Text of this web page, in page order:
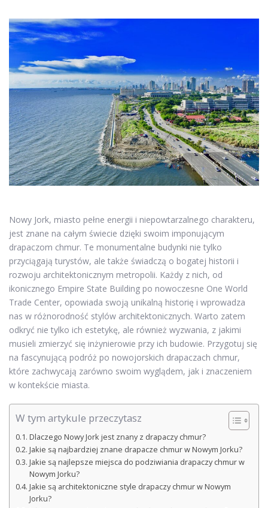
Nowy Jork, miasto pełne energii i niepowtarzalnego charakteru,
jest znane na całym świecie dzięki swoim imponującym
drapaczom chmur. Te monumentalne budynki nie tylko
przyciągają turystów, ale także świadczą o bogatej historii i
rozwoju architektonicznym metropolii. Każdy z nich, od
ikonicznego Empire State Building po nowoczesne One World
Trade Center, opowiada swoją unikalną historię i wprowadza
nas w różnorodność stylów architektonicznych. Warto zatem
odkryć nie tylko ich estetykę, ale również wyzwania, z jakimi
musieli zmierzyć się inżynierowie przy ich budowie. Przygotuj się
na fascynującą podróż po nowojorskich drapaczach chmur,
które zachwycają zarówno swoim wyglądem, jak i znaczeniem
w kontekście miasta.
W tym artykule przeczytasz
Dlaczego Nowy Jork jest znany z drapaczy chmur?
Jakie są najbardziej znane drapacze chmur w Nowym Jorku?
Jakie są najlepsze miejsca do podziwiania drapaczy chmur w
Nowym Jorku?
Jakie są architektoniczne style drapaczy chmur w Nowym
Jorku?